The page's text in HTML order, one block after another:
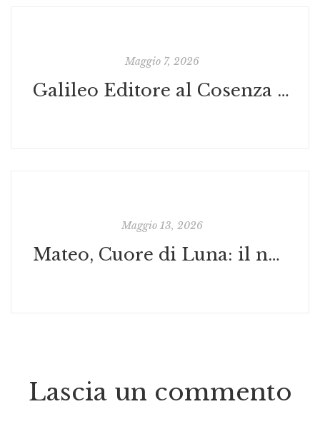
Maggio 7, 2026
Galileo Editore al Cosenza Comics and Games 2026: libri illustrati, talk, mostre e firmacopie nella Books District Area
Maggio 13, 2026
Mateo, Cuore di Luna: il nuovo albo illustrato di Paul Izzo e La Faccia della Luna verrà presentato al Cosenza Comics and Games 2026
Lascia un commento